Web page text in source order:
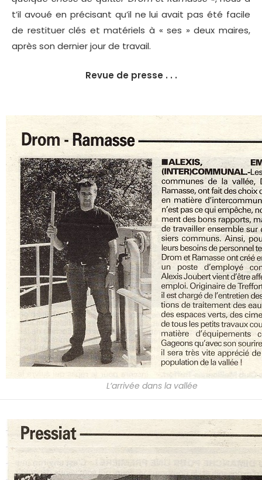
t’il avoué en précisant qu’il ne lui avait pas été facile
de restituer clés et matériels à « ses » deux maires,
après son dernier jour de travail.
Revue de presse . . .
L’arrivée dans la vallée